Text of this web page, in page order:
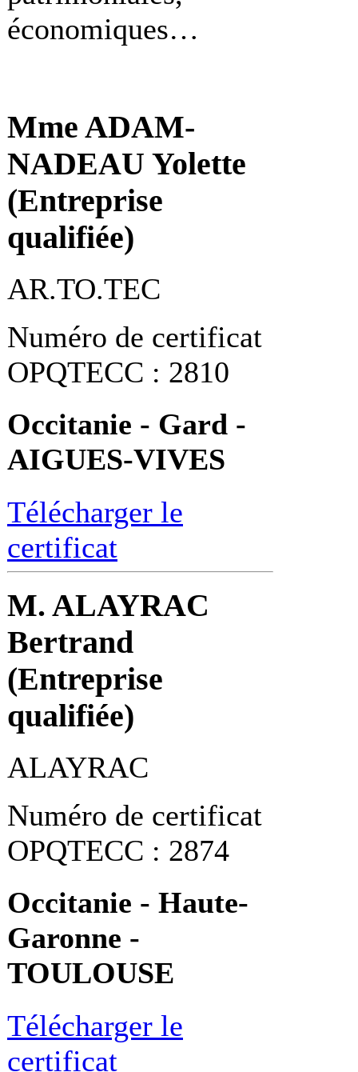
économiques…
Mme ADAM-
NADEAU Yolette
(Entreprise
qualifiée)
AR.TO.TEC
Numéro de certificat
OPQTECC : 2810
Occitanie - Gard -
AIGUES-VIVES
Télécharger le
certificat
M. ALAYRAC
Bertrand
(Entreprise
qualifiée)
ALAYRAC
Numéro de certificat
OPQTECC : 2874
Occitanie - Haute-
Garonne -
TOULOUSE
Télécharger le
certificat